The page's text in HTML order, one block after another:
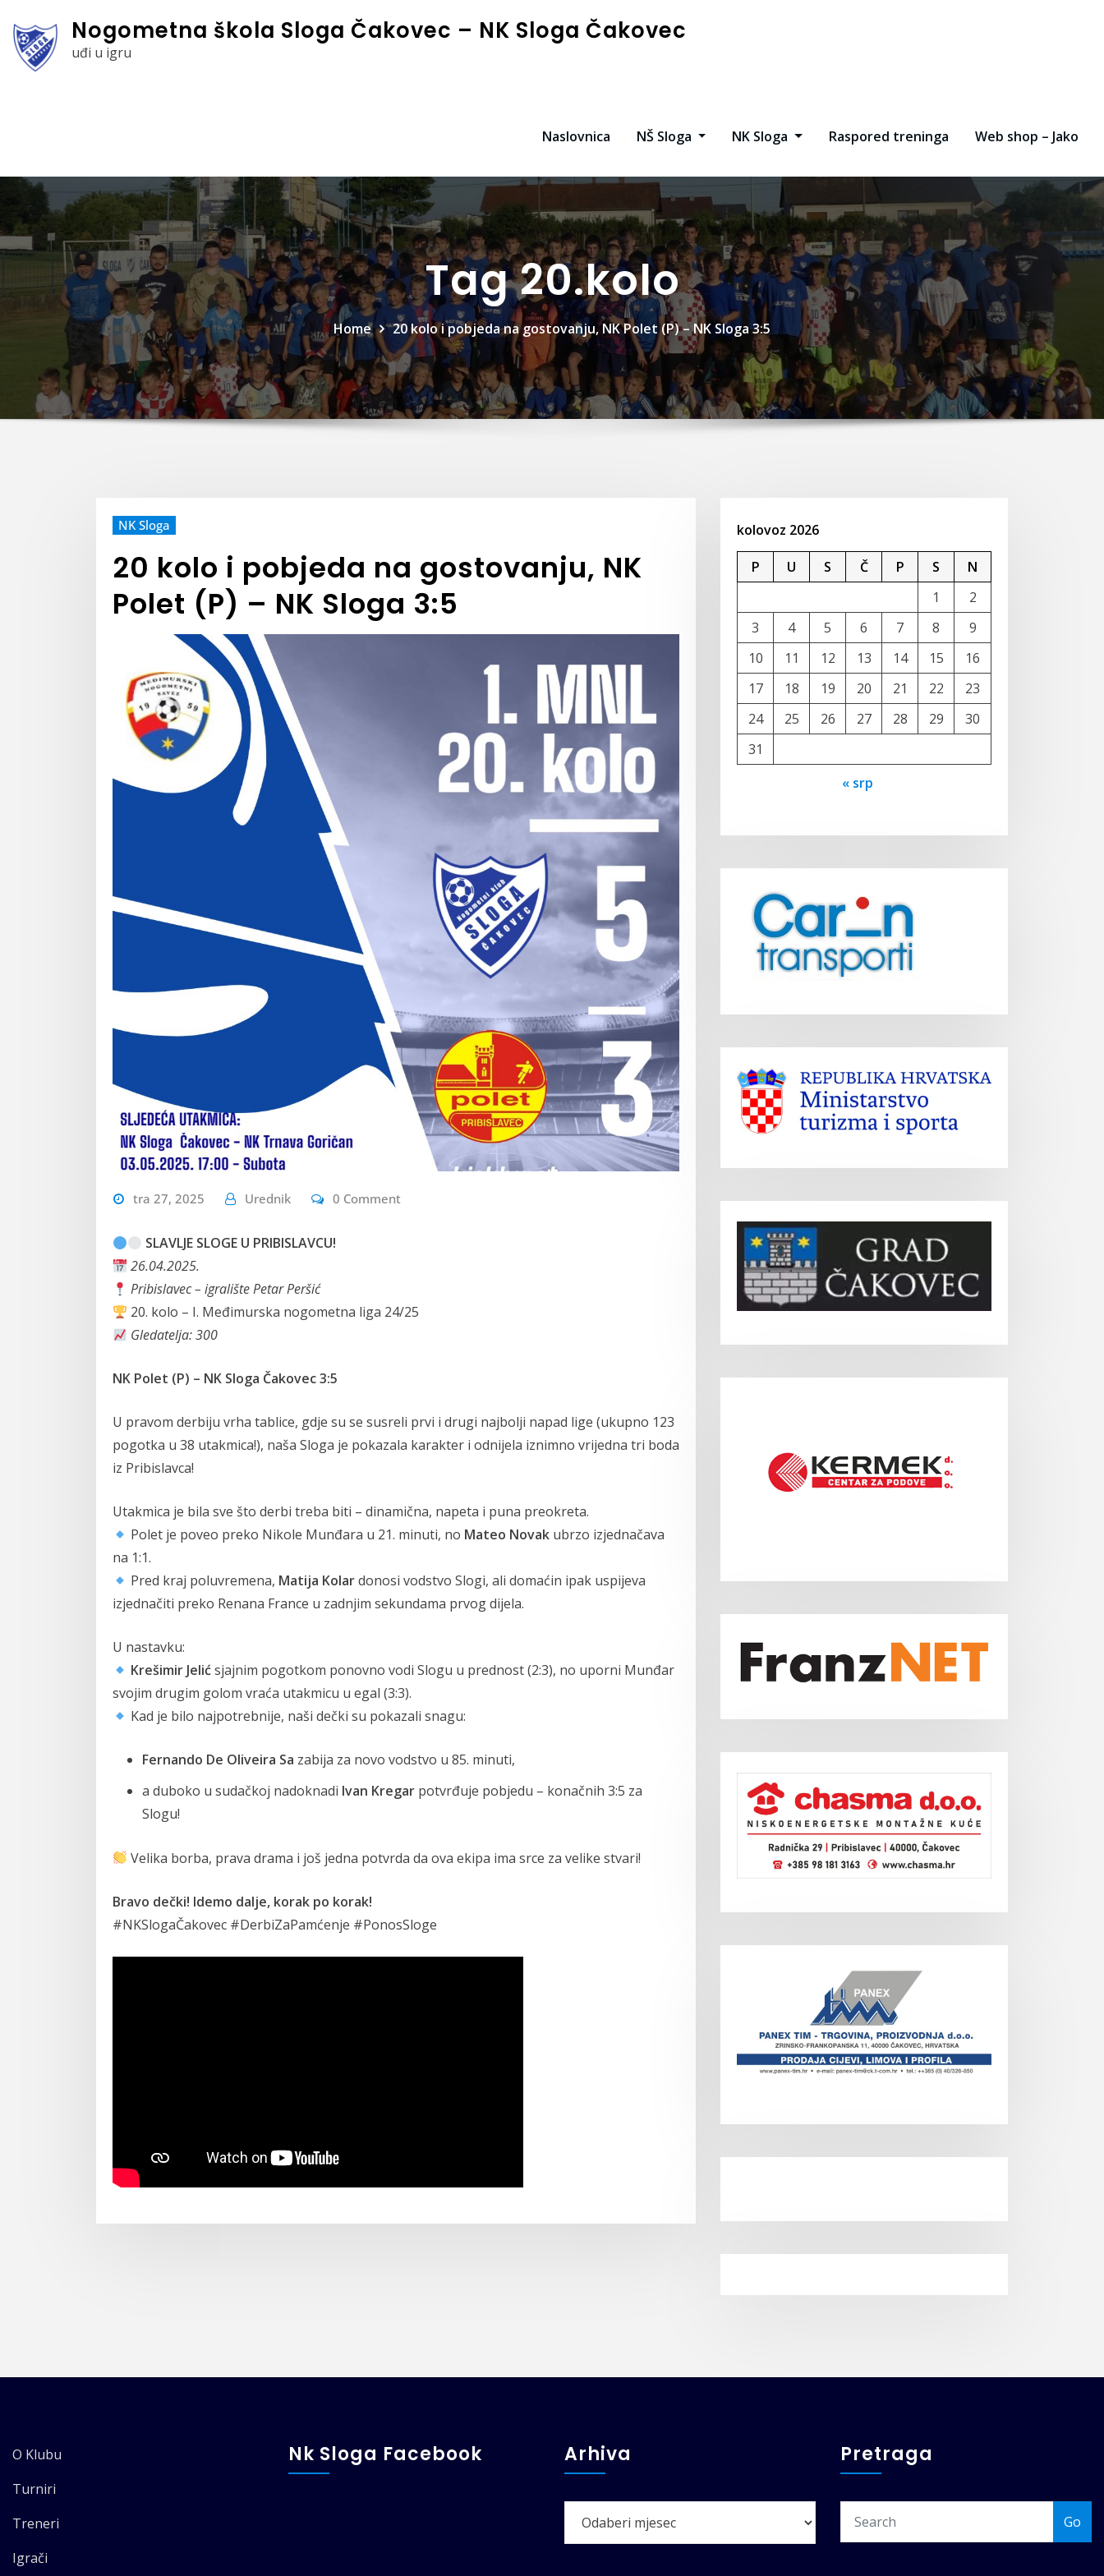
content
Nogometna škola Sloga Čakovec – NK Sloga Čakovec
uđi u igru
Naslovnica NŠ Sloga NK Sloga Raspored treninga Web shop – Jako
Tag 20.kolo
Home 20 kolo i pobjeda na gostovanju, NK Polet (P) – NK Sloga 3:5
NK Sloga
20 kolo i pobjeda na gostovanju, NK
Polet (P) – NK Sloga 3:5
tra 27, 2025 Urednik 0 Comment
SLAVLJE SLOGE U PRIBISLAVCU!
26.04.2025.
Pribislavec – igralište Petar Peršić
20. kolo – I. Međimurska nogometna liga 24/25
Gledatelja: 300
NK Polet (P) – NK Sloga Čakovec 3:5
U pravom derbiju vrha tablice, gdje su se susreli prvi i drugi najbolji napad lige (ukupno 123
pogotka u 38 utakmica!), naša Sloga je pokazala karakter i odnijela iznimno vrijedna tri boda
iz Pribislavca!
Utakmica je bila sve što derbi treba biti – dinamična, napeta i puna preokreta.
Polet je poveo preko Nikole Munđara u 21. minuti, no Mateo Novak ubrzo izjednačava
na 1:1.
Pred kraj poluvremena, Matija Kolardonosi vodstvo Slogi, ali domaćin ipak uspijeva
izjednačiti preko Renana France u zadnjim sekundama prvog dijela.
U nastavku:
Krešimir Jelićsjajnim pogotkom ponovno vodi Slogu u prednost (2:3), no uporni Munđar
svojim drugim golom vraća utakmicu u egal (3:3).
Kad je bilo najpotrebnije, naši dečki su pokazali snagu:
Fernando De Oliveira Sa zabija za novo vodstvo u 85. minuti,
a duboko u sudačkoj nadoknadi Ivan Kregar potvrđuje pobjedu – konačnih 3:5 za
Slogu!
Velika borba, prava drama i još jedna potvrda da ova ekipa ima srce za velike stvari!
Bravo dečki! Idemo dalje, korak po korak!
#NKSlogaČakovec #DerbiZaPamćenje #PonosSloge
kolovoz 2026
P U S Č P S
N
1
2
3
4 5 6 7 8
9
10
11 12 13 14 15
16
17
18 19 20 21 22
23
24
25 26 27 28 29
30
31
« srp
O Klubu
Turniri
Treneri
Igrači
Nk Sloga Facebook Arhiva Pretraga
Go